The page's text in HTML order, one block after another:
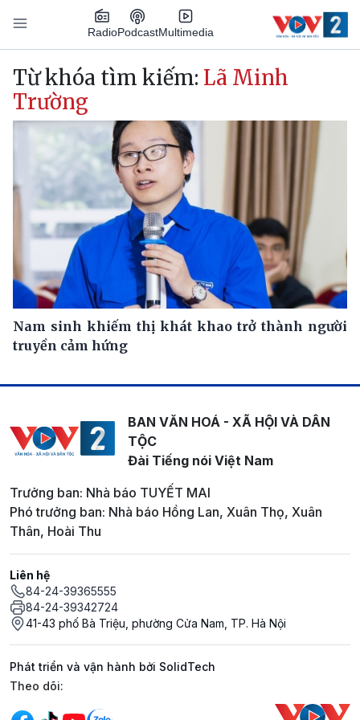
Nhảy đến nội dung
RadioPodcastMultimedia
Main navigation
Từ khóa tìm kiếm: Lã Minh
Trường
Nam sinh khiếm thị khát khao trở thành người
truyền cảm hứng
BAN VĂN HOÁ - XÃ HỘI VÀ DÂN
TỘC
Đài Tiếng nói Việt Nam
Trưởng ban: Nhà báo TUYẾT MAI
Phó trưởng ban: Nhà báo Hồng Lan, Xuân Thọ, Xuân
Thân, Hoài Thu
Liên hệ
84-24-39365555
84-24-39342724
41-43 phố Bà Triệu, phường Cửa Nam, TP. Hà Nội
Phát triển và vận hành bởi SolidTech
Mạng xã hội
Theo dõi: